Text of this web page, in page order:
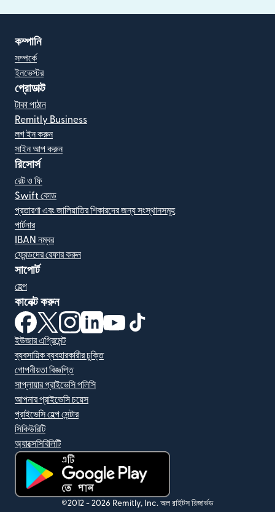
কম্পানি
সম্পর্কে
ইনভেস্টর
প্রোডাক্ট
টাকা পাঠান
Remitly Business
লগ ইন করুন
সাইন আপ করুন
রিসোর্স
রেট ও ফি
Swift কোড
প্রতারণা এবং জালিয়াতির শিকারদের জন্য সংস্থানসমূহ
পার্টনার
IBAN নম্বর
ফ্রেন্ডদের রেফার করুন
সাপোর্ট
হেল্প
কানেক্ট করুন
(নতুন উইন্ডোতে খুলবে)
(নতুন উইন্ডোতে খুলবে)
(নতুন উইন্ডোতে খুলবে)
(নতুন উইন্ডোতে খুলবে)
(নতুন উইন্ডোতে খুলবে)
ইউজার এগ্রিমেন্ট
ব্যবসায়িক ব্যবহারকারীর চুক্তি
গোপনীয়তা বিজ্ঞপ্তি
সাপ্লায়ার প্রাইভেসি পলিসি
আপনার প্রাইভেসি চয়েস
প্রাইভেসি হেল্প সেন্টার
সিকিউরিটি
অ্যাক্সেসিবিলিটি
(নতুন উইন্ডোতে খুলবে)
©2012 - 2026 Remitly, Inc. অল রাইটস রিজার্ভড